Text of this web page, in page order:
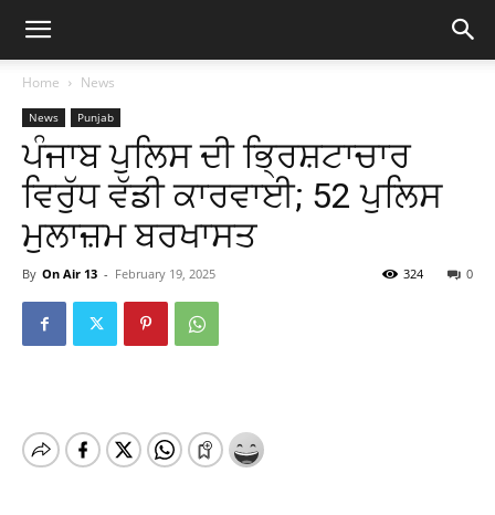
Home News
News Punjab
ਪੰਜਾਬ ਪੁਲਿਸ ਦੀ ਭ੍ਰਿਸ਼ਟਾਚਾਰ
ਵਿਰੁੱਧ ਵੱਡੀ ਕਾਰਵਾਈ; 52 ਪੁਲਿਸ
ਮੁਲਾਜ਼ਮ ਬਰਖਾਸਤ
By On Air 13 - February 19, 2025 0
324